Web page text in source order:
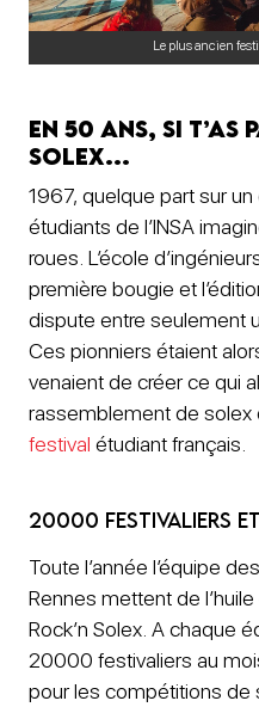
Le plus ancien
En 50 ans, si t’as
Solex…
1967, quelque part sur
étudiants de l’INSA
roues. L’école
première bougie et
dispute entre seulement
Ces pionniers étaient
venaient de créer ce qui
rassemblement de solex
festival étudiant français.
20000 festivaliers
Toute l’année l’équipe
Rennes mettent de
Rock’n Solex. A chaque
20000 festivaliers au
pour les compétitions de